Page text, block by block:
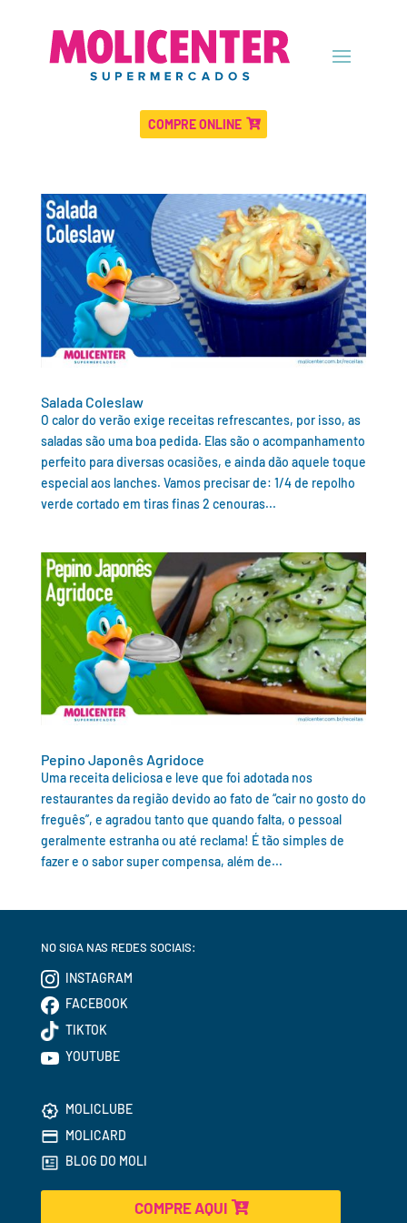
COMPRE ONLINE
Salada Coleslaw
O calor do verão exige receitas refrescantes, por isso, as
saladas são uma boa pedida. Elas são o acompanhamento
perfeito para diversas ocasiões, e ainda dão aquele toque
especial aos lanches. Vamos precisar de: 1/4 de repolho
verde cortado em tiras finas 2 cenouras...
Pepino Japonês Agridoce
Uma receita deliciosa e leve que foi adotada nos
restaurantes da região devido ao fato de “cair no gosto do
freguês”, e agradou tanto que quando falta, o pessoal
geralmente estranha ou até reclama! É tão simples de
fazer e o sabor super compensa, além de...
NO SIGA NAS REDES SOCIAIS:
INSTAGRAM
FACEBOOK
TIKTOK
YOUTUBE
MOLICLUBE
MOLICARD
BLOG DO MOLI
COMPRE AQUI